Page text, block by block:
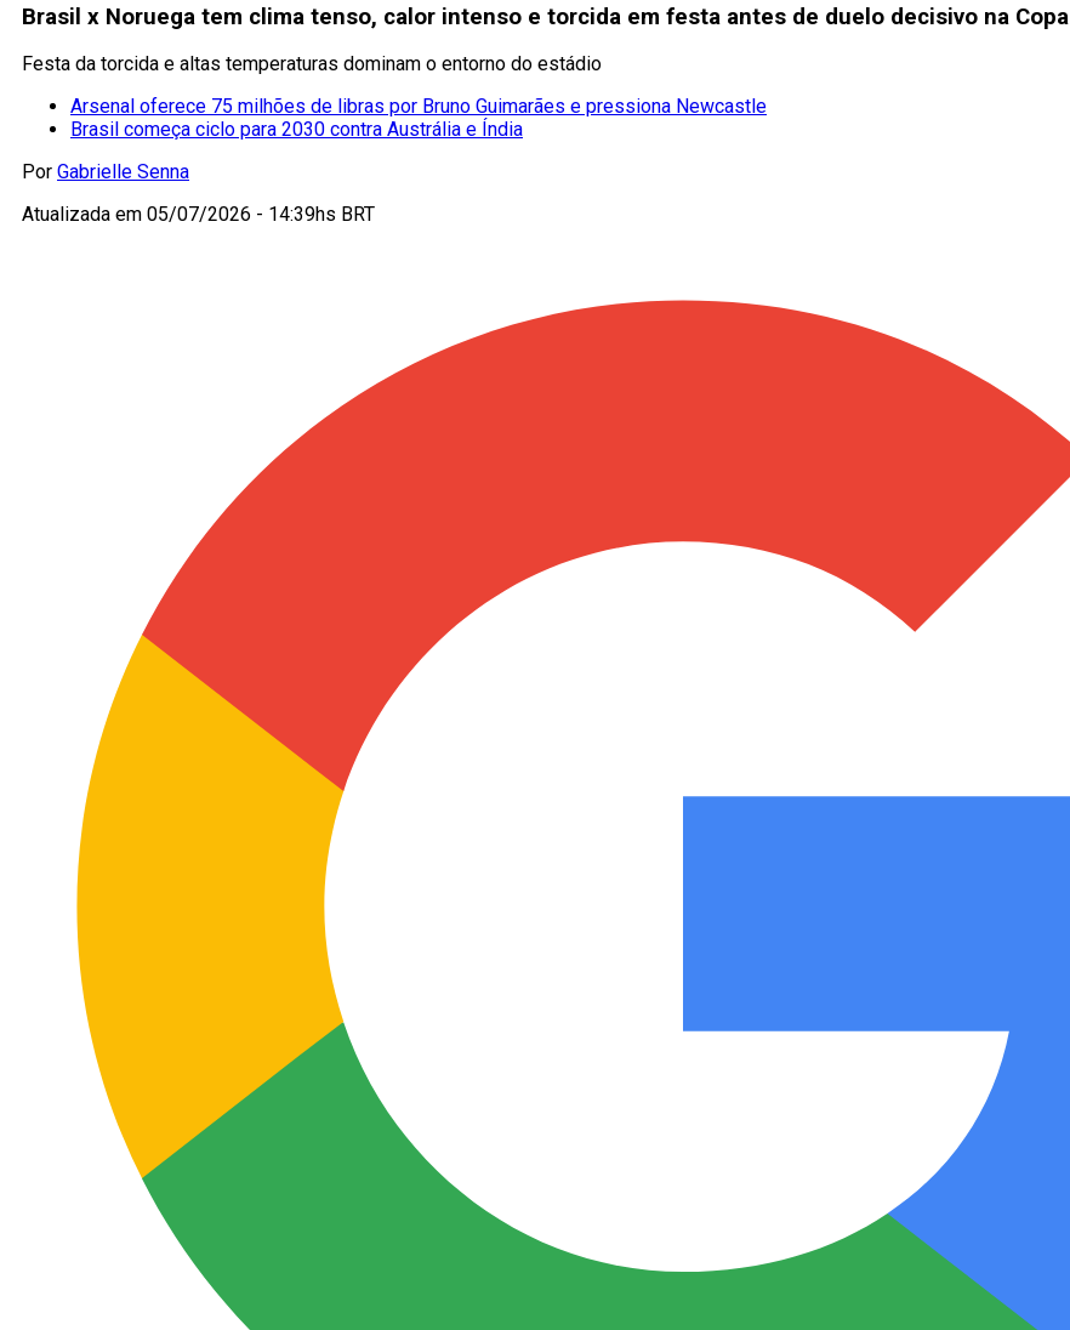
Brasil x Noruega tem clima tenso, calor intenso e torcida em festa antes de duelo decisivo na Copa
Festa da torcida e altas temperaturas dominam o entorno do estádio
Arsenal oferece 75 milhões de libras por Bruno Guimarães e pressiona Newcastle
Brasil começa ciclo para 2030 contra Austrália e Índia
Por Gabrielle Senna
Atualizada em 05/07/2026 - 14:39hs BRT